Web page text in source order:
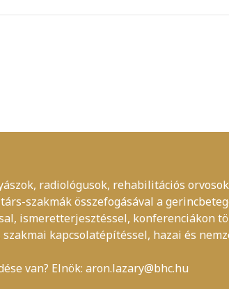
radiológusok, rehabilitációs
szakmák összefogásával a
ismeretterjesztéssel, konferenciákon
kapcsolatépítéssel, hazai és
van? Elnök: aron.lazary@bhc.hu